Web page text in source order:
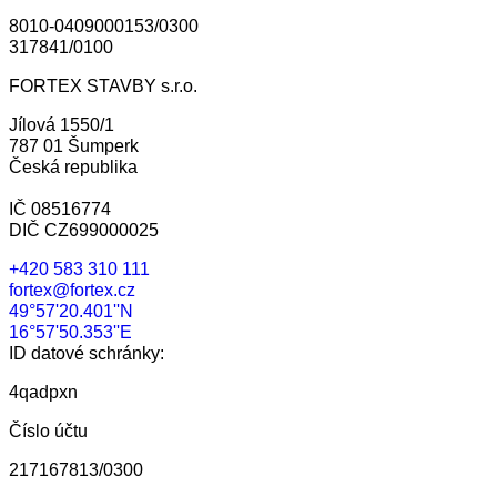
8010-0409000153/0300
317841/0100
FORTEX STAVBY s.r.o.
Jílová 1550/1
787 01 Šumperk
Česká republika
IČ 08516774
DIČ CZ699000025
+420 583 310 111
fortex@fortex.cz
49°57'20.401''N
16°57'50.353''E
ID datové schránky:
4qadpxn
Číslo účtu
217167813/0300